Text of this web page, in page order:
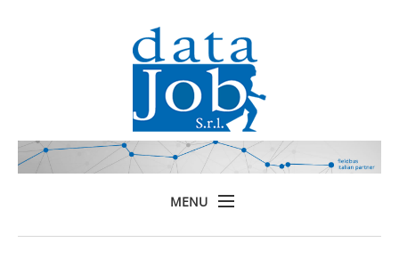
MENU